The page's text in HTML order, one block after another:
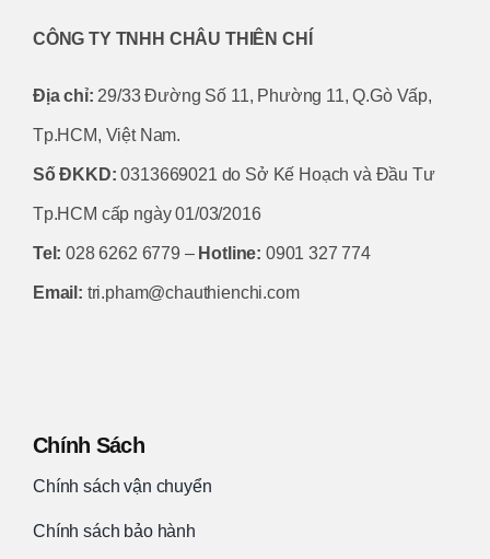
CÔNG TY TNHH CHÂU THIÊN CHÍ
Địa chỉ: 29/33 Đường Số 11, Phường 11, Q.Gò Vấp,
Tp.HCM, Việt Nam.
Số ĐKKD: 0313669021 do Sở Kế Hoạch và Đầu Tư
Tp.HCM cấp ngày 01/03/2016
Tel: 028 6262 6779 – Hotline: 0901 327 774
Email: tri.pham@chauthienchi.com
Chính Sách
Chính sách vận chuyển
Chính sách bảo hành